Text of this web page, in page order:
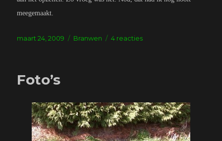
meegemaakt.
Geplaatst
maart 24, 2009 Tags
Branwen 4 reactiesop
Foto’s